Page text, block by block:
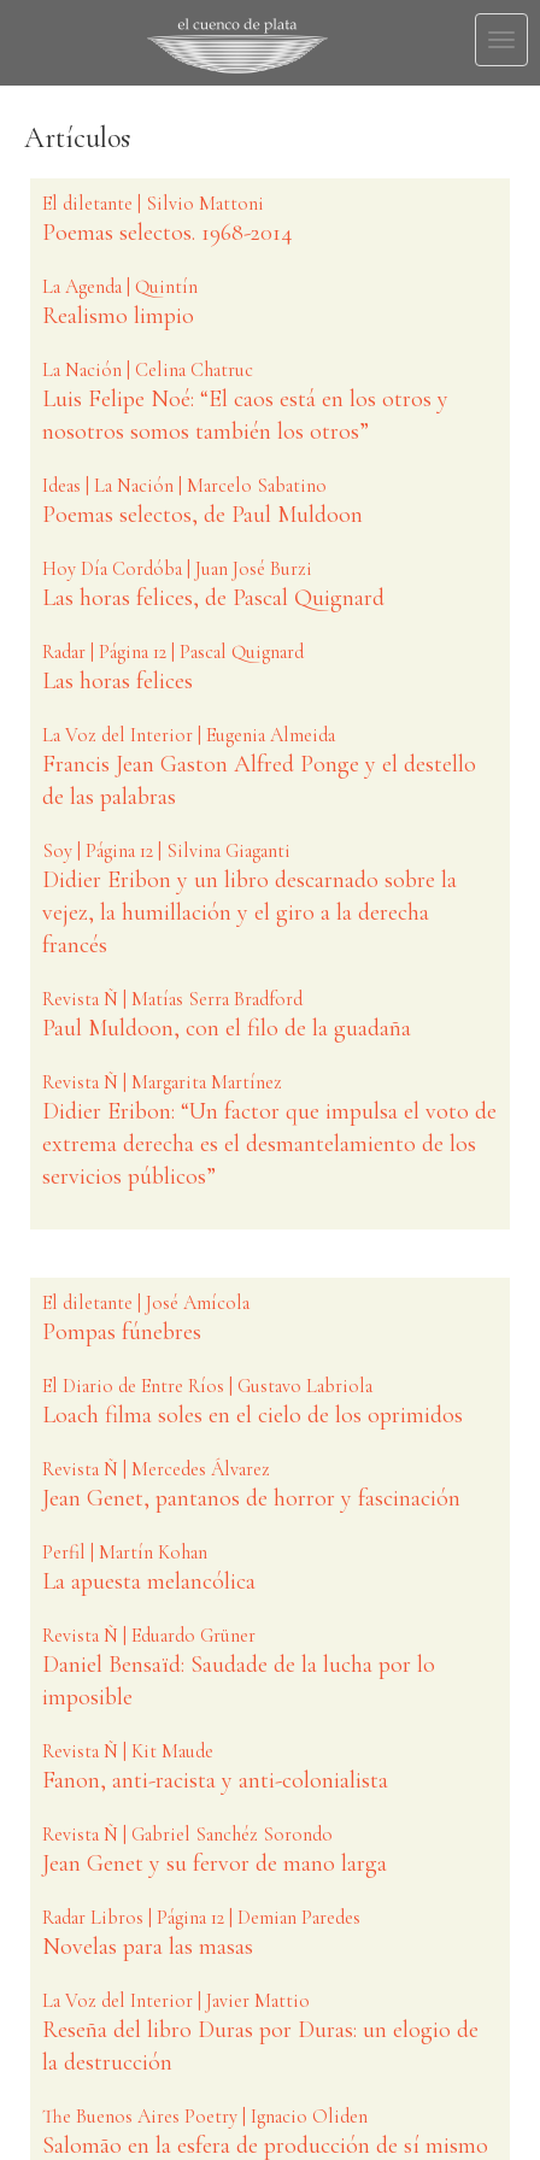
Artículos
El diletante | Silvio Mattoni
Poemas selectos. 1968-2014
La Agenda | Quintín
Realismo limpio
La Nación | Celina Chatruc
Luis Felipe Noé: “El caos está en los otros y
nosotros somos también los otros”
Ideas | La Nación | Marcelo Sabatino
Poemas selectos, de Paul Muldoon
Hoy Día Cordóba | Juan José Burzi
Las horas felices, de Pascal Quignard
Radar | Página 12 | Pascal Quignard
Las horas felices
La Voz del Interior | Eugenia Almeida
Francis Jean Gaston Alfred Ponge y el destello
de las palabras
Soy | Página 12 | Silvina Giaganti
Didier Eribon y un libro descarnado sobre la
vejez, la humillación y el giro a la derecha
francés
Revista Ñ | Matías Serra Bradford
Paul Muldoon, con el filo de la guadaña
Revista Ñ | Margarita Martínez
Didier Eribon: “Un factor que impulsa el voto de
extrema derecha es el desmantelamiento de los
servicios públicos”
El diletante | José Amícola
Pompas fúnebres
El Diario de Entre Ríos | Gustavo Labriola
Loach filma soles en el cielo de los oprimidos
Revista Ñ | Mercedes Álvarez
Jean Genet, pantanos de horror y fascinación
Perfil | Martín Kohan
La apuesta melancólica
Revista Ñ | Eduardo Grüner
Daniel Bensaïd: Saudade de la lucha por lo
imposible
Revista Ñ | Kit Maude
Fanon, anti-racista y anti-colonialista
Revista Ñ | Gabriel Sanchéz Sorondo
Jean Genet y su fervor de mano larga
Radar Libros | Página 12 | Demian Paredes
Novelas para las masas
La Voz del Interior | Javier Mattio
Reseña del libro Duras por Duras: un elogio de
la destrucción
The Buenos Aires Poetry | Ignacio Oliden
Salomão en la esfera de producción de sí mismo